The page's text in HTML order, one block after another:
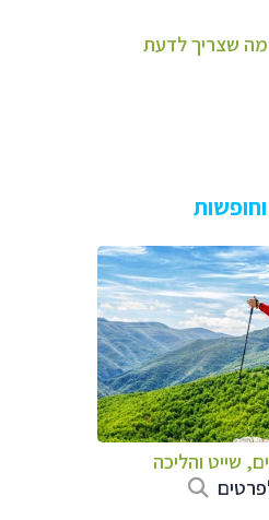
מה שצריך לדעת
שייט והליכה